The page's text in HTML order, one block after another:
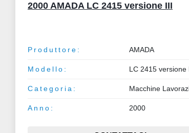
2000 AMADA LC 2415 versione III
Produttore: AMADA
Modello: LC 2415 versione III
Categoria:
Anno: 2000